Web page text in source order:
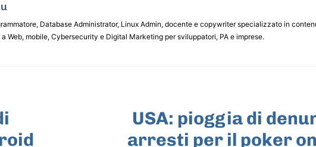
Database Administrator, Linux Admin, docente e copywriter specializzato in
Web, mobile, Cybersecurity e Digital Marketing per sviluppatori, PA e imprese.
USA: pioggia di
arresti per il poker